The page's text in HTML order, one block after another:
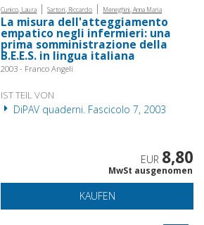
Cunico, Laura | Sartori, Riccardo | Meneghini, Anna Maria
La misura dell'atteggiamento
empatico negli infermieri: una
prima somministrazione della
B.E.E.S. in lingua italiana
2003 - Franco Angeli
IST TEIL VON
DiPAV quaderni. Fascicolo 7, 2003
EUR 8,80
MwSt ausgenomen
KAUFEN